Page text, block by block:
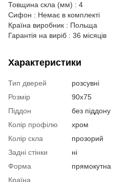
Товщина скла (мм) : 4
Сифон : Немає в комплекті
Країна виробник : Польща
Гарантія на виріб : 36 місяців
Характеристики
Тип дверей
розсувні
Розмір
90x75
Піддон
без піддону
Колір профілю
хром
Колір скла
прозорий
Задні стінки
ні
Форма
прямокутна
Країна